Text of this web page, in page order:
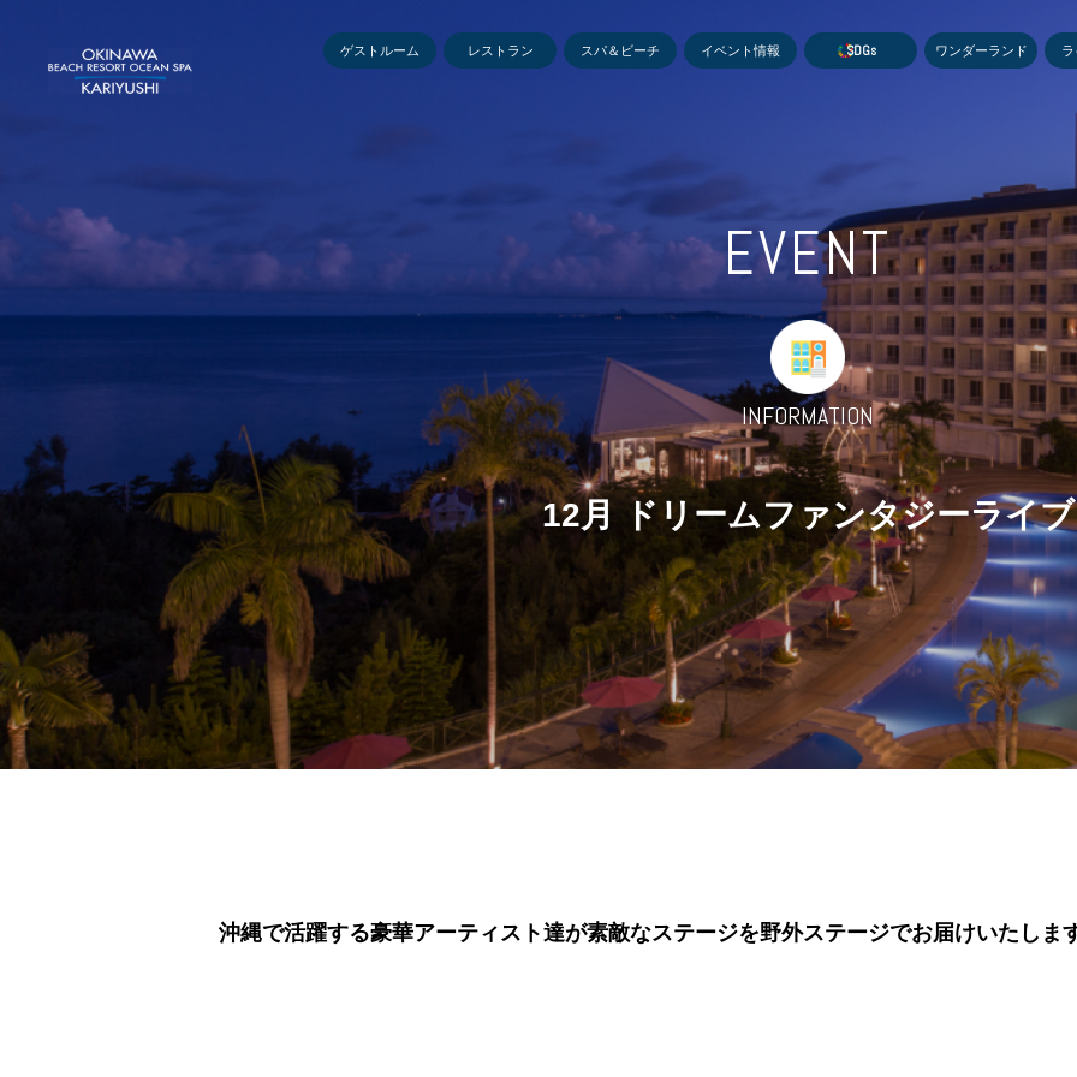
ゲストルーム レストラン スパ＆ビーチ イベント情報 SDGs ワンダーランド
EVENT
INFORMATION
12月 ドリームファンタジーライブ
沖縄で活躍する豪華アーティスト達が素敵なステージを野外ステージでお届けいたしま